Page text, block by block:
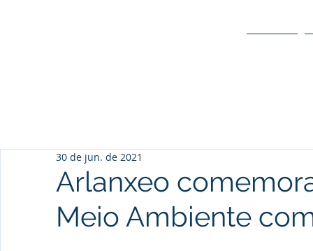
Arlanxeo
Meio Ambiente
30 de jun. de 2021